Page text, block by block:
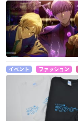
イベント ファッション